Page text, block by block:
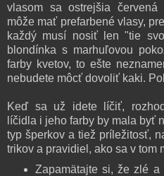
vlasom sa ostrejšia
môže mať prefarbené vlasy,
každý musí nosiť len "tie
blondínka s marhuľovou
farby kvetov, to ešte
nebudete môcť dovoliť kaki.
Keď sa už idete líčiť,
líčidla i jeho farby by mala byť
typ šperkov a tiež príležitosť,
trikov a pravidiel, ako sa v tom
Zapamätajte si, že zlé a